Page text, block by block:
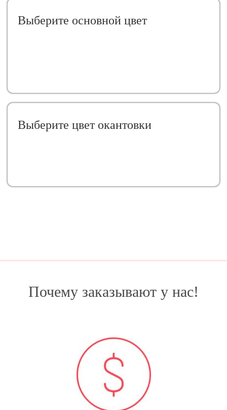
Выберите oсновной цвет
Выберите цвет окантовки
Почему заказывают у нас!